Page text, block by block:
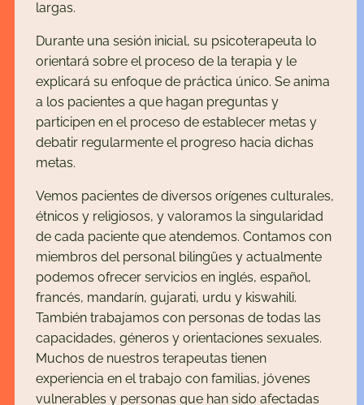
largas.
Durante una sesión inicial, su psicoterapeuta lo
orientará sobre el proceso de la terapia y le
explicará su enfoque de práctica único. Se anima
a los pacientes a que hagan preguntas y
participen en el proceso de establecer metas y
debatir regularmente el progreso hacia dichas
metas.
Vemos pacientes de diversos orígenes culturales,
étnicos y religiosos, y valoramos la singularidad
de cada paciente que atendemos. Contamos con
miembros del personal bilingües y actualmente
podemos ofrecer servicios en inglés, español,
francés, mandarín, gujarati, urdu y kiswahili.
También trabajamos con personas de todas las
capacidades, géneros y orientaciones sexuales.
Muchos de nuestros terapeutas tienen
experiencia en el trabajo con familias, jóvenes
vulnerables y personas que han sido afectadas